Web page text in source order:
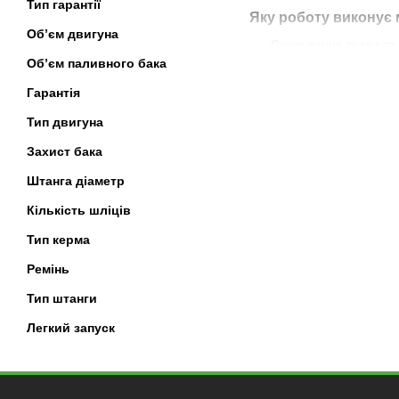
Яку роботу виконує
Як вибрати
Тип гарантії
Об’єм двигуна
Об’єм паливного бака
Гарантія
Тип двигуна
Захист бака
Штанга діаметр
Кількість шліців
Тип керма
Ремінь
Тип штанги
Легкий запуск